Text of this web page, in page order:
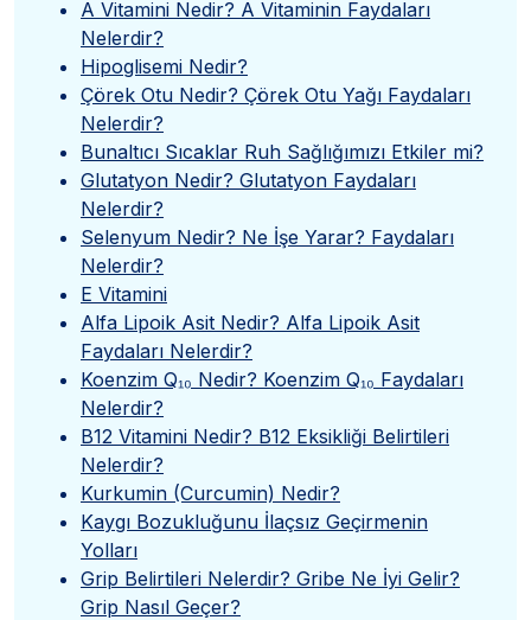
A Vitamini Nedir? A Vitaminin Faydaları
Nelerdir?
Hipoglisemi Nedir?
Çörek Otu Nedir? Çörek Otu Yağı Faydaları
Nelerdir?
Bunaltıcı Sıcaklar Ruh Sağlığımızı Etkiler mi?
Glutatyon Nedir? Glutatyon Faydaları
Nelerdir?
Selenyum Nedir? Ne İşe Yarar? Faydaları
Nelerdir?
E Vitamini
Alfa Lipoik Asit Nedir? Alfa Lipoik Asit
Faydaları Nelerdir?
Koenzim Q₁₀ Nedir? Koenzim Q₁₀ Faydaları
Nelerdir?
B12 Vitamini Nedir? B12 Eksikliği Belirtileri
Nelerdir?
Kurkumin (Curcumin) Nedir?
Kaygı Bozukluğunu İlaçsız Geçirmenin
Yolları
Grip Belirtileri Nelerdir? Gribe Ne İyi Gelir?
Grip Nasıl Geçer?